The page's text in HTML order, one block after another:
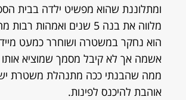
ומתלוננת שהוא מפשיט ילדה בבית
מלווה את בנה 5 שנים ואמהות
הוא נחקר במשטרה ושוחרר כמעט
אשמה אך לא קיבל מסמך שמוציא
ממה שהבנתי ככה מתנהלת משטרת
אוהבת להיכנס לפינות.